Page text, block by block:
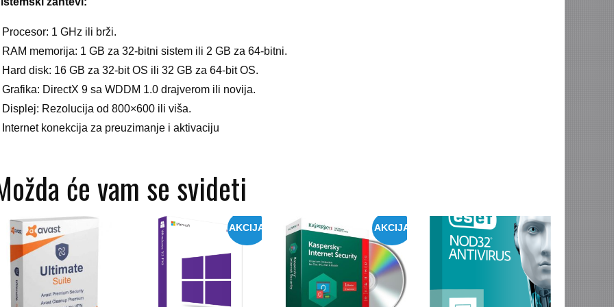
Procesor: 1 GHz ili brži.
RAM memorija: 1 GB za 32-bitni sistem ili 2 GB za 64-bitni.
Hard disk: 16 GB za 32-bit OS ili 32 GB za 64-bit OS.
Grafika: DirectX 9 sa WDDM 1.0 drajverom ili novija.
Displej: Rezolucija od 800×600 ili viša.
Internet konekcija za preuzimanje i aktivaciju
će vam se svideti
AKCIJA AKCIJA